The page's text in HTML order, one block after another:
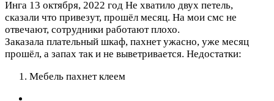
Инга 13 октября, 2022 год Не хватило двух петель,
сказали что привезут, прошёл месяц. На мои смс не
отвечают, сотрудники работают плохо.
Заказала плательный шкаф, пахнет ужасно, уже месяц
прошёл, а запах так и не выветривается. Недостатки:
Мебель пахнет клеем